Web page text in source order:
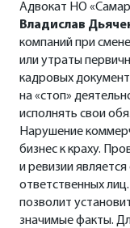
Адвокат НО
Владислав
компаний при
или утраты
кадровых
на «стоп»
исполнять свои
Нарушение
бизнес к краху.
и ревизии
ответственных
позволит
значимые факты.